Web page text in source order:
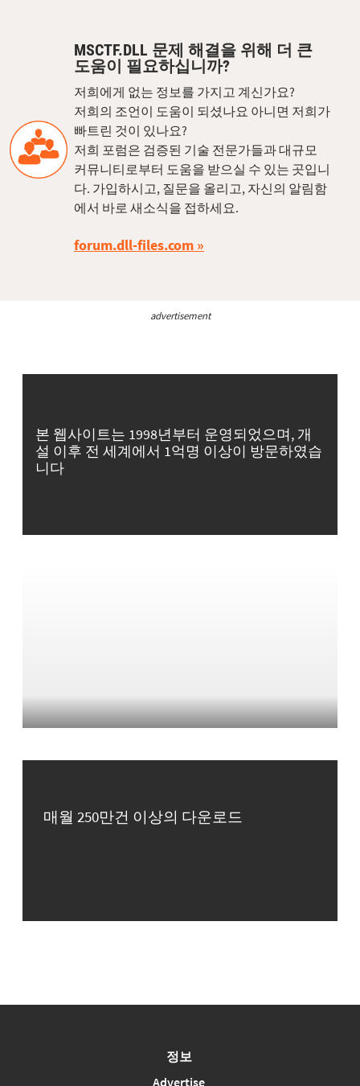
MSCTF.DLL 문제 해결을 위해 더 큰
도움이 필요하십니까?
저희에게 없는 정보를 가지고 계신가요?
저희의 조언이 도움이 되셨나요 아니면 저희가
빠트린 것이 있나요?
저희 포럼은 검증된 기술 전문가들과 대규모
커뮤니티로부터 도움을 받으실 수 있는 곳입니
다. 가입하시고, 질문을 올리고, 자신의 알림함
에서 바로 새소식을 접하세요.
forum.dll-files.com
advertisement
본 웹사이트는 1998년부터 운영되었으며, 개
설 이후 전 세계에서 1억명 이상이 방문하였습
니다
매월 250만건 이상의 다운로드
정보
Advertise